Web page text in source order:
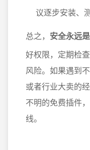
议逐步安装、
总之， 安全永远
好权限，定期检
风险。如果遇到
或者行业大卖的
不明的免费插件
线。